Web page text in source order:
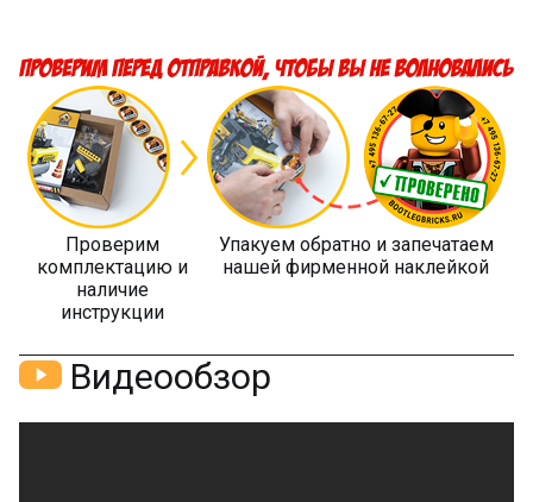
Проверим
комплектацию и
наличие
инструкции
Упакуем обратно и запечатаем
нашей фирменной наклейкой
Видеообзор